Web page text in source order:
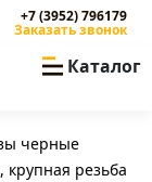
+7 (3952) 796179
Заказать звонок
Каталог
черные
крупная резьба